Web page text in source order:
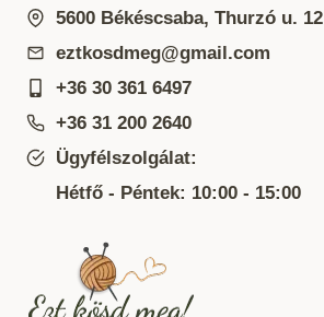
5600 Békéscsaba, Thurzó u. 12
eztkosdmeg@gmail.com
+36 30 361 6497
+36 31 200 2640
Ügyfélszolgálat:
Hétfő - Péntek: 10:00 - 15:00